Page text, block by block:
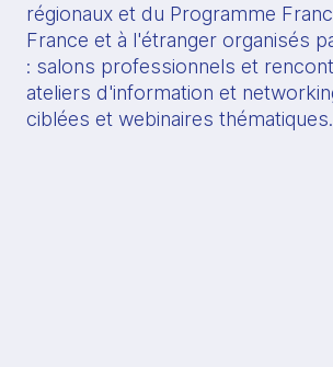
régionaux et du Programme
France et à l'étranger organisés
: salons professionnels et
ateliers d'information et
ciblées et webinaires thématiques.